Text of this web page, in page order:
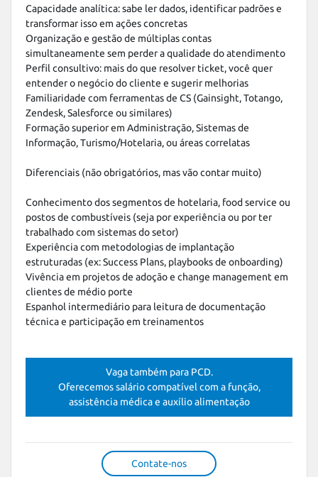
Capacidade analítica: sabe ler dados, identificar padrões e
transformar isso em ações concretas
Organização e gestão de múltiplas contas
simultaneamente sem perder a qualidade do atendimento
Perfil consultivo: mais do que resolver ticket, você quer
entender o negócio do cliente e sugerir melhorias
Familiaridade com ferramentas de CS (Gainsight, Totango,
Zendesk, Salesforce ou similares)
Formação superior em Administração, Sistemas de
Informação, Turismo/Hotelaria, ou áreas correlatas
Diferenciais (não obrigatórios, mas vão contar muito)
Conhecimento dos segmentos de hotelaria, food service ou
postos de combustíveis (seja por experiência ou por ter
trabalhado com sistemas do setor)
Experiência com metodologias de implantação
estruturadas (ex: Success Plans, playbooks de onboarding)
Vivência em projetos de adoção e change management em
clientes de médio porte
Espanhol intermediário para leitura de documentação
técnica e participação em treinamentos
Vaga também para PCD.
Oferecemos salário compatível com a função,
assistência médica e auxílio alimentação
Contate-nos